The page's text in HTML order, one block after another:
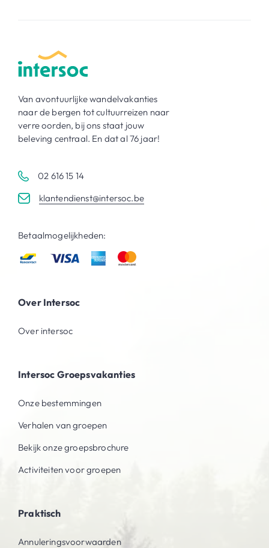
Van avontuurlijke wandelvakanties
naar de bergen tot cultuurreizen naar
verre oorden, bij ons staat jouw
beleving centraal. En dat al 76 jaar!
02 616 15 14
klantendienst@intersoc.be
Betaalmogelijkheden:
Over Intersoc
Over intersoc
Intersoc Groepsvakanties
Onze bestemmingen
Verhalen van groepen
Bekijk onze groepsbrochure
Activiteiten voor groepen
Praktisch
Annuleringsvoorwaarden